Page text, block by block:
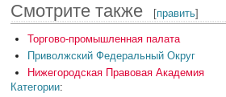
Смотрите также [править]
Торгово-промышленная палата
Приволжский Федеральный Округ
Нижегородская Правовая Академия
Категории: